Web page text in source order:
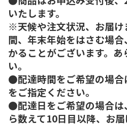
いたします。
※天候や注文状況、お届け
間、年末年始をはさむ場
かることがございます。
い。
●配達時間をご希望の場合
をご指定ください。
●配達日をご希望の場合は
ら数えて10日目以降、お